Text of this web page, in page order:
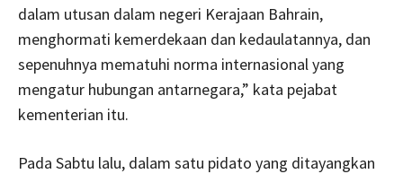
dalam utusan dalam negeri Kerajaan Bahrain,
menghormati kemerdekaan dan kedaulatannya, dan
sepenuhnya mematuhi norma internasional yang
mengatur hubungan antarnegara,” kata pejabat
kementerian itu.
Pada Sabtu lalu, dalam satu pidato yang ditayangkan